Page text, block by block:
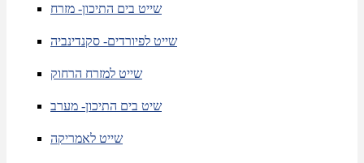
שייט בים התיכון- מזרח
שייט לפיורדים- סקנדינביה
שייט למזרח הרחוק
שיט בים התיכון- מערב
שייט לאמריקה